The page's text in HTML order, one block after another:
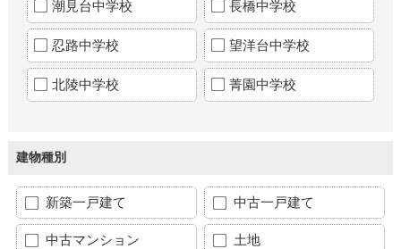
潮見台中学校 長橋中学校
忍路中学校 望洋台中学校
北陵中学校 菁園中学校
建物種別
新築一戸建て 中古一戸建て
中古マンション 土地